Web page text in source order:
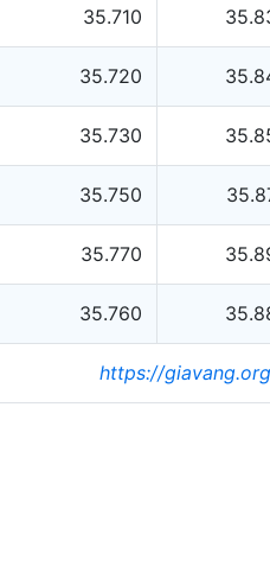
35.710
35.720
35.730
35.750
35.770
35.760
https://